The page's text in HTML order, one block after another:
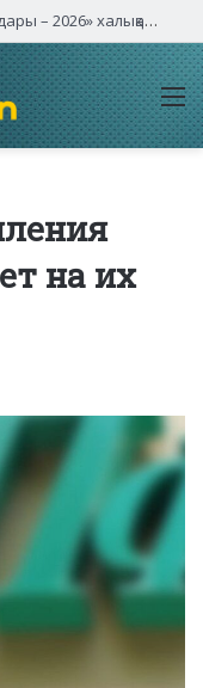
Мемлекет басшысы «Болашақ ойындары – 2026» халықаралық турнирінің ашылу салтанатына қатысты
на их